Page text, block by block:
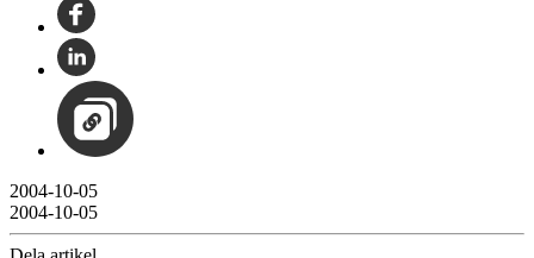
2004-10-05
2004-10-05